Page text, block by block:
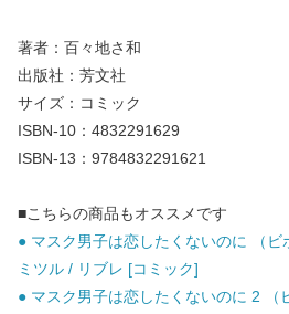
著者：百々地さ和
出版社：芳文社
サイズ：コミック
ISBN-10：4832291629
ISBN-13：9784832291621
■こちらの商品もオススメです
● マスク男子は恋したくないのに （
ミツル / リブレ [コミック]
● マスク男子は恋したくないのに 2 （